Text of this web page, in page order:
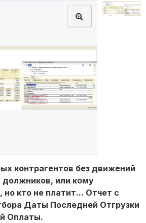
контрагентов без движений
или кому
кто не платит... Отчет с
Даты Последней Отгрузки
Оплаты.